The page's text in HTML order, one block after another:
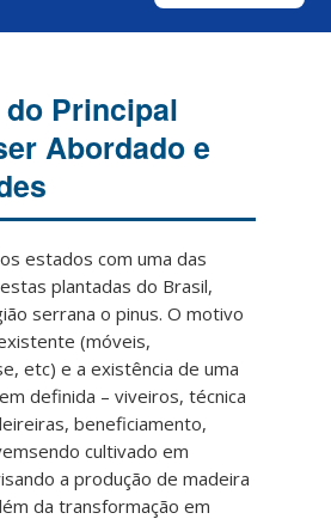
Principal
Abordado e
estados com uma das
plantadas do Brasil,
serrana o pinus. O motivo
(móveis,
etc) e a existência de uma
definida – viveiros, técnica
beneficiamento,
cultivado em
a produção de madeira
da transformação em